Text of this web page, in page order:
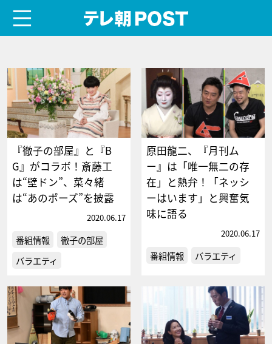
『徹子の部屋』と『B
G』がコラボ！斎藤工
は“壁ドン”、菜々緒
は“あのポーズ”を披露
2020.06.17
番組情報
徹子の部屋
バラエティ
原田龍二、『月刊ム
ー』は「唯一無二の存
在」と熱弁！「ネッシ
ーはいます」と興奮気
味に語る
2020.06.17
番組情報 バラエティ